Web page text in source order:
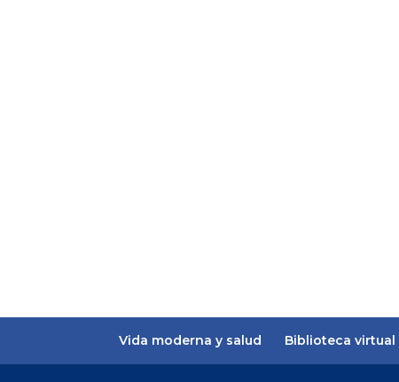
Vida moderna y salud Biblioteca virtual